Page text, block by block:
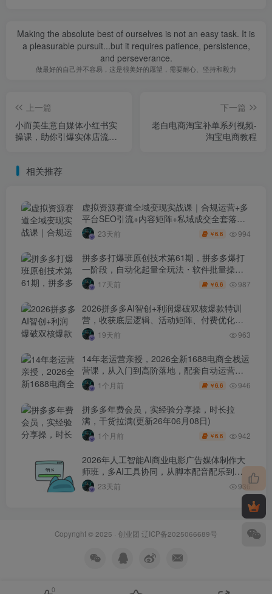
Making the absolute best of ourselves is not an easy task. It is
a pleasurable pursuit...but it requires patience, persistence,
and perseverance.
做最好的自己并不容易，这是很美好的愿望，需要耐心、坚持和毅力
上一篇
小而美生意自媒体小红书实
操课，助你引爆实体店流
下一篇
老白电商淘宝补单系列视频-
淘宝电商教程
相关推荐
虚拟资源赛道全域变现实战课｜合规运营+多
平台SEO引流+内容矩阵+私域成交全套落地
玩法23天前 ￥6.6 994
拼多多打爆班原创技术第61期，拼多多爆打
一阶段，自动化起量全玩法・软件批量操
作・投产优化・大促矩阵实战课
17天前 ￥6.6 987
2026拼多多AI智创+利润爆破双核爆款特训
营，收获底层逻辑、活动矩阵、付费优化、
0-1打爆SOP
19天前 963
14年老运营亲授，2026全新1688电商全栈运
营课，从入门到高阶落地，配套自动运营表
+工具包+直播诊断等
1个月前 ￥6.6 946
拼多多年费会员，实经验分享操，时长拉
满，干货拉满(更新26年06月08日)
1个月前 ￥6.6 942
2026年人工智能AI商业电影广告媒体制作大
师班，多AI工具协同，从脚本配音配乐到电
影级短片、品牌广告全流程实战（中英字
幕）
23天前 936
Copyright © 2025 · 创业团 辽ICP备2025066689号
0